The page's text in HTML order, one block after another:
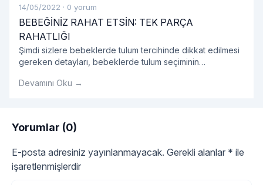
14/05/2022 · 0 yorum
BEBEĞİNİZ RAHAT ETSİN: TEK PARÇA
RAHATLIĞI
Şimdi sizlere bebeklerde tulum tercihinde dikkat edilmesi
gereken detayları, bebeklerde tulum seçiminin
tüm detayları sırasıyla açıklayalım.
Devamını Oku →
Yorumlar (0)
E-posta adresiniz yayınlanmayacak. Gerekli alanlar * ile
işaretlenmişlerdir